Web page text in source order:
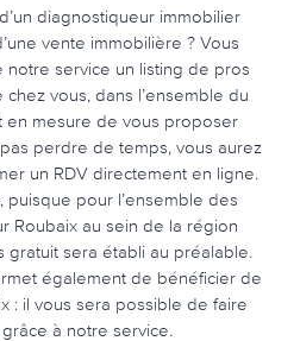
diagnostiqueur immobilier
vente immobilière ? Vous
service un listing de pros
vous, dans l’ensemble du
en mesure de vous proposer
perdre de temps, vous aurez
un RDV directement en ligne.
puisque pour l’ensemble des
Roubaix au sein de la région
gratuit sera établi au préalable.
également de bénéficier de
: il vous sera possible de faire
grâce à notre service.